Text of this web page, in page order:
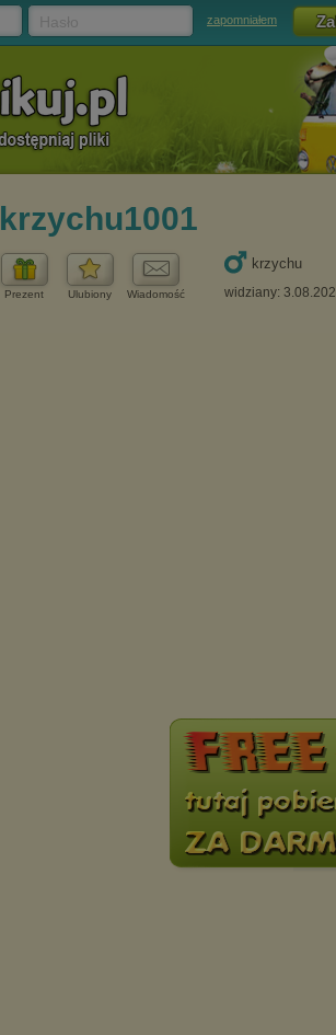
zapomniałem
krzychu1001
Prezent Ulubiony Wiadomość
krzychu
widziany: